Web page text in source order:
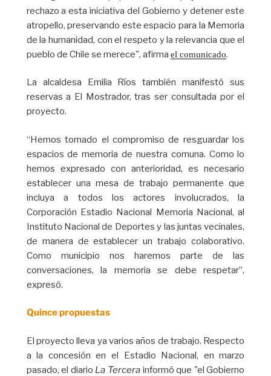
rechazo a esta iniciativa del Gobierno y detener este
atropello, preservando este espacio para la Memoria
de la humanidad, con el respeto y la relevancia que el
pueblo de Chile se merece", afirma el comunicado.
La alcaldesa Emilia Ríos también manifestó sus
reservas a El Mostrador, tras ser consultada por el
proyecto.
“Hemos tomado el compromiso de resguardar los
espacios de memoria de nuestra comuna. Como lo
hemos expresado con anterioridad, es necesario
establecer una mesa de trabajo permanente que
incluya a todos los actores involucrados, la
Corporación Estadio Nacional Memoria Nacional, al
Instituto Nacional de Deportes y las juntas vecinales,
de manera de establecer un trabajo colaborativo.
Como municipio nos haremos parte de las
conversaciones, la memoria se debe respetar”,
expresó.
Quince propuestas
El proyecto lleva ya varios años de trabajo. Respecto
a la concesión en el Estadio Nacional, en marzo
pasado, el diario La Tercera informó que "el Gobierno